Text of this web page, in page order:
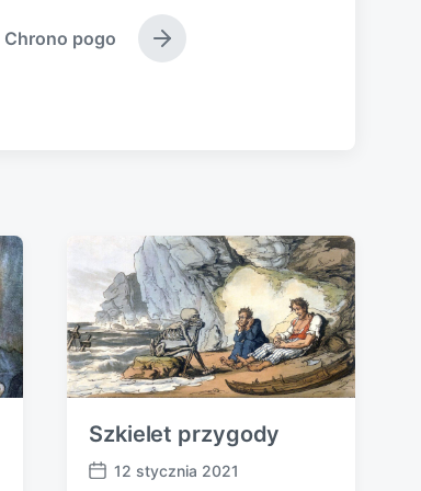
N
e
Chrono pogo
Szkielet przygody
P
12 stycznia 2021